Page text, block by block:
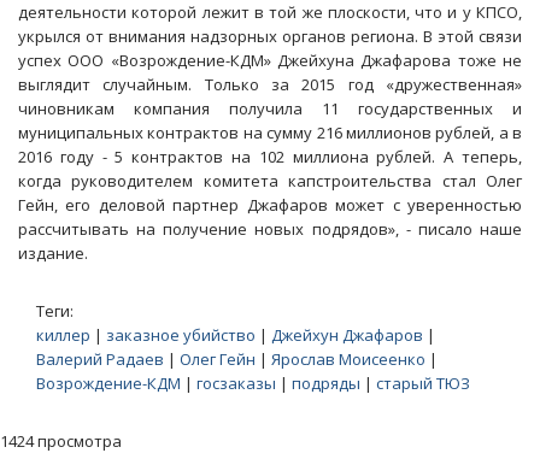
деятельности которой лежит в той же плоскости, что и у КПСО,
укрылся от внимания надзорных органов региона. В этой связи
успех ООО «Возрождение-КДМ» Джейхуна Джафарова тоже не
выглядит случайным. Только за 2015 год «дружественная»
чиновникам компания получила 11 государственных и
муниципальных контрактов на сумму 216 миллионов рублей, а в
2016 году - 5 контрактов на 102 миллиона рублей. А теперь,
когда руководителем комитета капстроительства стал Олег
Гейн, его деловой партнер Джафаров может с уверенностью
рассчитывать на получение новых подрядов», - писало наше
издание.
Теги:
киллер | заказное убийство | Джейхун Джафаров |
Валерий Радаев | Олег Гейн | Ярослав Моисеенко |
Возрождение-КДМ | госзаказы | подряды | старый ТЮЗ
1424 просмотра